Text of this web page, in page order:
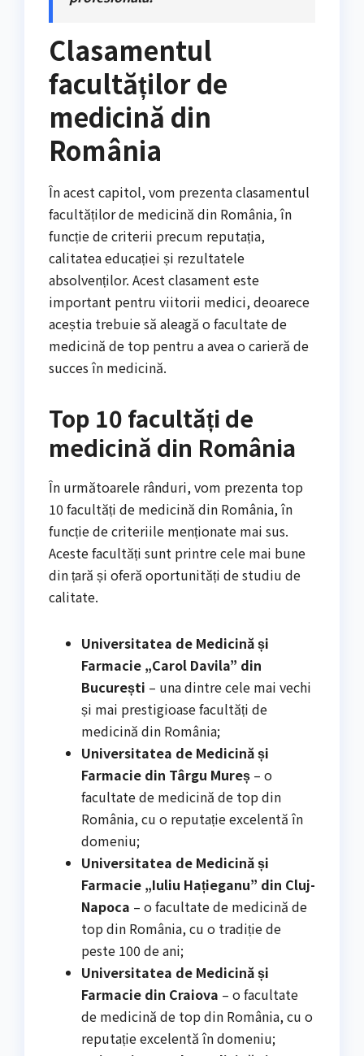
Clasamentul
facultăților de
medicină din
România
În acest capitol, vom prezenta clasamentul
facultăților de medicină din România, în
funcție de criterii precum reputația,
calitatea educației și rezultatele
absolvenților. Acest clasament este
important pentru viitorii medici, deoarece
aceștia trebuie să aleagă o facultate de
medicină de top pentru a avea o carieră de
succes în medicină.
Top 10 facultăți de
medicină din România
În următoarele rânduri, vom prezenta top
10 facultăți de medicină din România, în
funcție de criteriile menționate mai sus.
Aceste facultăți sunt printre cele mai bune
din țară și oferă oportunități de studiu de
calitate.
Universitatea de Medicină și
Farmacie „Carol Davila” din
București – una dintre cele mai vechi
și mai prestigioase facultăți de
medicină din România;
Universitatea de Medicină și
Farmacie din Târgu Mureș – o
facultate de medicină de top din
România, cu o reputație excelentă în
domeniu;
Universitatea de Medicină și
Farmacie „Iuliu Hațieganu” din Cluj-
Napoca – o facultate de medicină de
top din România, cu o tradiție de
peste 100 de ani;
Universitatea de Medicină și
Farmacie din Craiova – o facultate
de medicină de top din România, cu o
reputație excelentă în domeniu;